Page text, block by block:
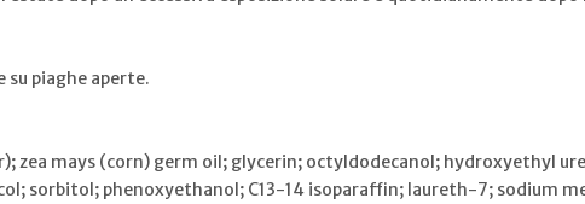
su piaghe aperte.
zea mays (corn) germ oil; glycerin; octyldodecanol; hydroxyethyl
sorbitol; phenoxyethanol; C13-14 isoparaffin; laureth-7; sodium